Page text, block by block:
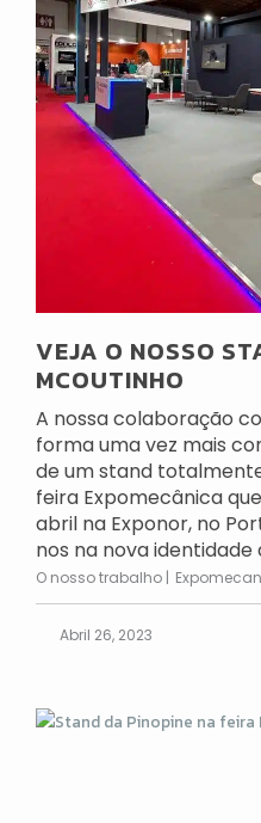
VEJA O NOSSO
MCOUTINHO
A nossa colaboração
forma uma vez mais
de um stand
feira Expomecânica
abril na Exponor, no
nos na nova identidade
O nosso trabalho
Abril 26, 2023